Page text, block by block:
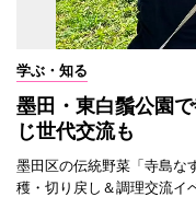
学ぶ・知る
墨田・東白鬚公園
じ世代交流も
墨田区の伝統野菜「寺島な
穫・切り戻し＆調理交流イ